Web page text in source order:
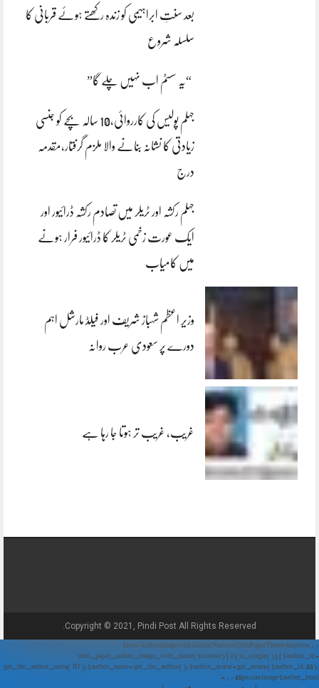
بعد سنتِ ابراہیمی کو زندہ رکھتے ہوئے قربانی کا
سلسلہ شروع
“یہ سسٹم اب نہیں چلے گا”
جہلم پولیس کی کارروائی،10 سالہ بچے کو جنسی
زیادتی کا نشانہ بنانے والا ملزم گرفتار،مقدمہ
درج
جہلم رکشہ اور ٹریلر میں تصادم رکشہ ڈرائیور اور
ایک عورت زخمی ٹریلر کا ڈرائیور فرار ہونے
میں کامیاب
وزیر اعظم شہباز شریف اور فیلڈ مارشل اہم
دورے پر سعودی عرب روانہ
غریب، غریب تر ہوتا جا رہا ہے
Copyright © 2021, Pindi Post All Rights Reserved.
// Show Author Image with Author Name in UrduPaper Theme function
urdu_paper_author_image_with_name($content) { if (is_single()) { $author_id =
get_the_author_meta('ID'); $author_name = get_the_author(); $author_avatar = get_avatar($author_id, 48);
// 48px size image $author_html = '